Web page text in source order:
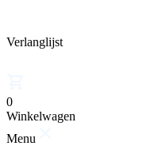
Verlanglijst
0
Winkelwagen
Menu